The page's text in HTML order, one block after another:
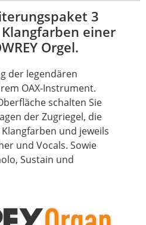
3
einer
Orgel.
der legendären
OAX-Instrument.
schalten Sie
der Zugriegel, die
und jeweils
und Vocals. Sowie
Sustain und